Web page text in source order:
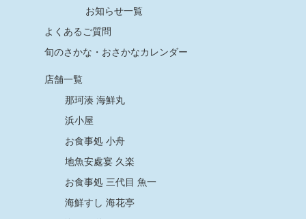
お知らせ一覧
よくあるご質問
旬のさかな・おさかなカレンダー
店舗一覧
那珂湊 海鮮丸
浜小屋
お食事処 小舟
地魚安處宴 久楽
お食事処 三代目 魚一
海鮮すし 海花亭